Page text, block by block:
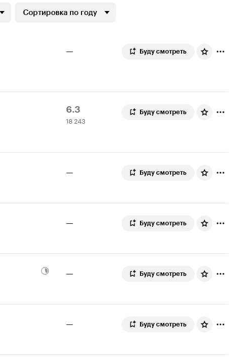
Сортировка по году
— Буду смотреть
Рейтинг
Кинопоиска
6.3
18
243
18 243
Буду смотреть
— Буду смотреть
— Буду смотреть
— Буду смотреть
— Буду смотреть